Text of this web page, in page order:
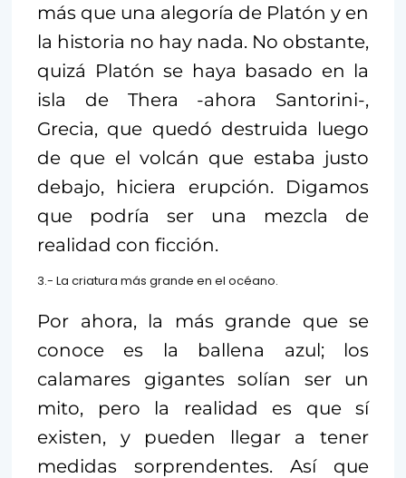
más que una alegoría de Platón y en
la historia no hay nada. No obstante,
quizá Platón se haya basado en la
isla de Thera -ahora Santorini-,
Grecia, que quedó destruida luego
de que el volcán que estaba justo
debajo, hiciera erupción. Digamos
que podría ser una mezcla de
realidad con ficción.
3.- La criatura más grande en el océano.
Por ahora, la más grande que se
conoce es la ballena azul; los
calamares gigantes solían ser un
mito, pero la realidad es que sí
existen, y pueden llegar a tener
medidas sorprendentes. Así que